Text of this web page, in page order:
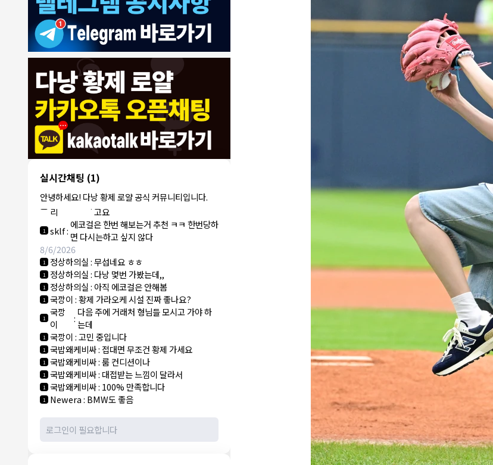
실시간채팅 (1)
안녕하세요! 다낭 황제 로얄 공식 커뮤니티입니다.
8/4/2026
1 모기한테물림:여기도 문의해보면 바로 알려줌
1 모기한테물림 정찰가보다 쌀수 없음
1 결혼안해:ㄹㅇ 팩트 ㅋㅋㅋㅋ
1 결혼안해:ㄹㅇ 팩트 ㅋㅋㅋㅋ
8/5/2026
1
NY런던파
리
:다낭 에코걸 여기서 예약 가능한가
요?
1 3군:에코걸 좀 조심 하는게 좋음
NY런던파리 :저도 많이 들었습니다 ㅋㅋ
NY런던파
리
:에코걸 하는 놈들 있으면 다 조지려
고요
1 sklf: 에코걸은 한번 해보는거 추천 ㅋㅋ 한번당하
면 다시는하고 싶지 않다
8/6/2026
1 정상하의실:무섭네요 ㅎㅎ
1 정상하의실: 다낭 몇번 가봤는데,,
1 정상하의실: 아직 에코걸은 안해봄
1 국깡이:황제 가라오케 시설 진짜 좋나요?
1
국깡
이
: 다음 주에 거래처 형님들 모시고 가야 하
는데
1 국깡이:고민 중입니다
1 국밥왜케비싸: 접대면 무조건 황제 가세요
1 국밥왜케비싸:룸 컨디션이나
1 국밥왜케비싸: 대접받는 느낌이 달라서
1 국밥왜케비싸: 100% 만족합니다
1 Newera: BMW도 좋음